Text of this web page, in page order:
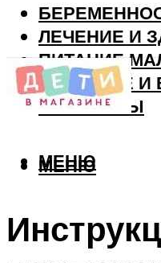
ЛЕЧЕНИЕ И
ПИТАНИЕ
РАЗВИТИЕ И
ВИТАМИНЫ
МЕНЮ
МЕНЮ